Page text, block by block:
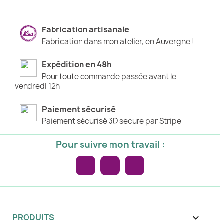
Fabrication artisanale
Fabrication dans mon atelier, en Auvergne !
Expédition en 48h
Pour toute commande passée avant le
vendredi 12h
Paiement sécurisé
Paiement sécurisé 3D secure par Stripe
Pour suivre mon travail :
FacebookPinterest
PRODUITS 